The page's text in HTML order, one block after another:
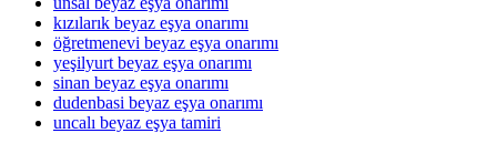
kızılarık beyaz eşya onarımı
öğretmenevi beyaz eşya onarımı
yeşilyurt beyaz eşya onarımı
sinan beyaz eşya onarımı
dudenbasi beyaz eşya onarımı
uncalı beyaz eşya tamiri